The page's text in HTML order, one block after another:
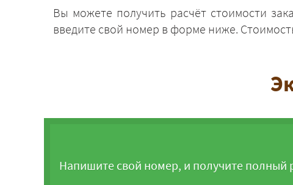
Вы можете получить расчёт стоимости
введите свой номер в форме ниже.
Напишите свой номер, и получите полный